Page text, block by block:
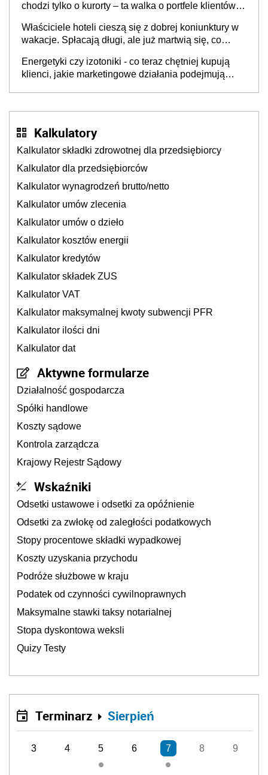
chodzi tylko o kurorty – ta walka o portfele klientów
cichu
Właściciele hoteli cieszą się z dobrej koniunktury w
wakacje. Spłacają długi, ale już martwią się, co
Energetyki czy izotoniki - co teraz chętniej kupują
klienci, jakie marketingowe działania podejmują
Kalkulatory
Kalkulator składki zdrowotnej dla przedsiębiorcy
Kalkulator dla przedsiębiorców
Kalkulator wynagrodzeń brutto/netto
Kalkulator umów zlecenia
Kalkulator umów o dzieło
Kalkulator kosztów energii
Kalkulator kredytów
Kalkulator składek ZUS
Kalkulator VAT
Kalkulator maksymalnej kwoty subwencji PFR
Kalkulator ilości dni
Kalkulator dat
Aktywne formularze
Działalność gospodarcza
Spółki handlowe
Koszty sądowe
Kontrola zarządcza
Krajowy Rejestr Sądowy
Wskaźniki
Odsetki ustawowe i odsetki za opóźnienie
Odsetki za zwłokę od zaległości podatkowych
Stopy procentowe składki wypadkowej
Koszty uzyskania przychodu
Podróże służbowe w kraju
Podatek od czynności cywilnoprawnych
Maksymalne stawki taksy notarialnej
Stopa dyskontowa weksli
Quizy Testy
Terminarz Sierpień
3 4 5 6 7 8 9